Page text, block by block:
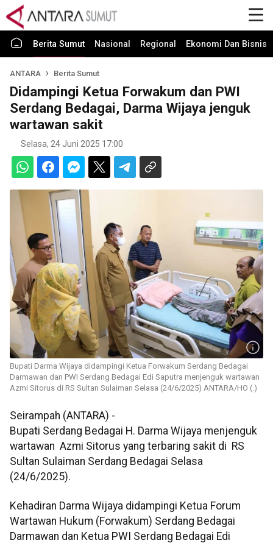
Berita Sumut Nasional Regional Ekonomi Dan Bisnis
ANTARA Berita Sumut
Didampingi Ketua Forwakum dan PWI
Serdang Bedagai, Darma Wijaya jenguk
wartawan sakit
Selasa, 24 Juni 2025 17:00
Bupati Darma Wijaya didampingi Ketua Forwakum Serdang Bedagai
Darmawan dan PWI Serdang Bedagai Edi Saputra menjenguk wartawan
Azmi Sitorus di RS Sultan Sulaiman Selasa (24/6/2025) ANTARA/HO (.)
Seirampah (ANTARA) -
Bupati Serdang Bedagai H. Darma Wijaya menjenguk
wartawan Azmi Sitorus yang terbaring sakit di RS
Sultan Sulaiman Serdang Bedagai Selasa
(24/6/2025).
Kehadiran Darma Wijaya didampingi Ketua Forum
Wartawan Hukum (Forwakum) Serdang Bedagai
Darmawan dan Ketua PWI Serdang Bedagai Edi